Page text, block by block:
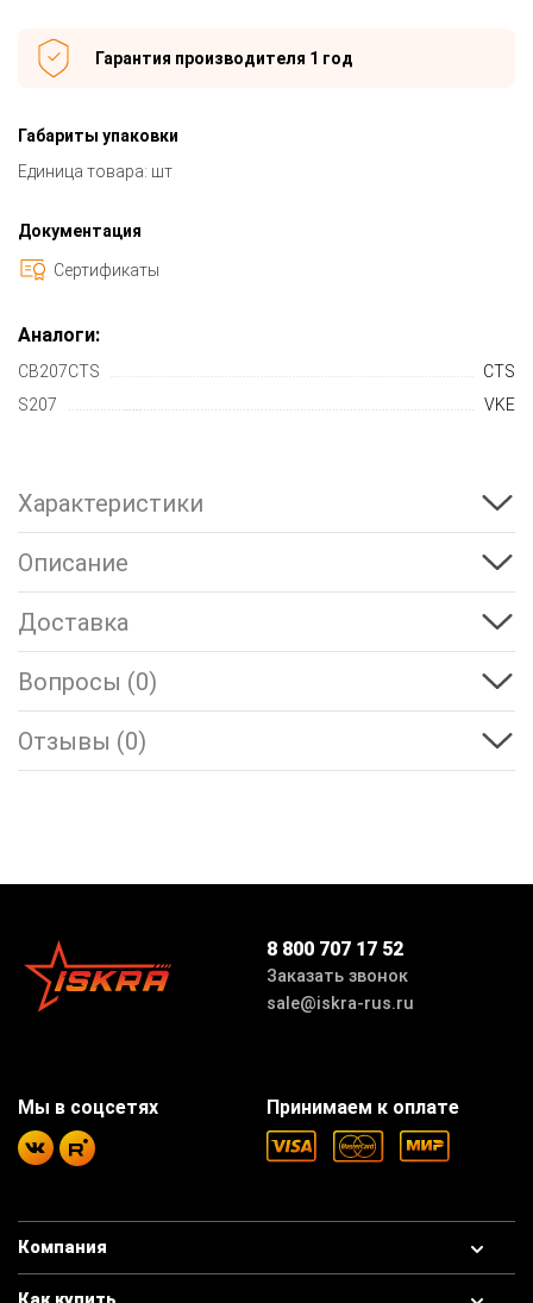
Гарантия производителя 1 год
Габариты упаковки
Единица товара: шт
Документация
Сертификаты
Аналоги:
CB207CTS
CTS
S207
VKE
Характеристики
Описание
Доставка
Вопросы (0)
Отзывы (0)
8 800 707 17 52
Заказать звонок
sale@iskra-rus.ru
Компания
Принимаем к оплате
Мы в соцсетях